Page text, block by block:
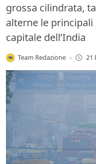
grossa cilindrata,
alterne le
capitale dell’India
Team Redazione - 21